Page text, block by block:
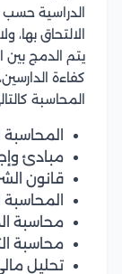
الدراسية
الالتحاق بها،
يتم الدمج بين
كفاءة
المحاسبة
مبادئ
قانون
المحاسبة
محاسبة
محاسبة
تحليل